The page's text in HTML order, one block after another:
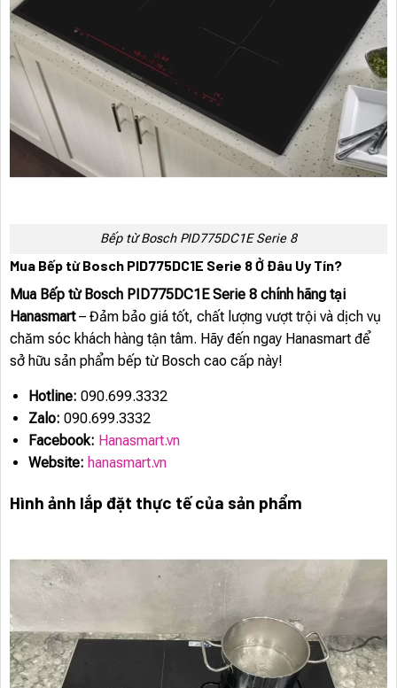
Bếp từ Bosch PID775DC1E Serie 8
Mua Bếp từ Bosch PID775DC1E Serie 8 Ở Đâu Uy Tín?
Mua Bếp từ Bosch PID775DC1E Serie 8 chính hãng tại
Hanasmart– Đảm bảo giá tốt, chất lượng vượt trội và dịch vụ
chăm sóc khách hàng tận tâm. Hãy đến ngay Hanasmart để
sở hữu sản phẩm bếp từ Bosch cao cấp này!
Hotline: 090.699.3332
Zalo: 090.699.3332
Facebook: Hanasmart.vn
Website: hanasmart.vn
Hình ảnh lắp đặt thực tế của sản phẩm